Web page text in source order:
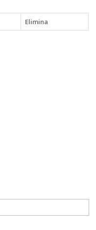
Elimina